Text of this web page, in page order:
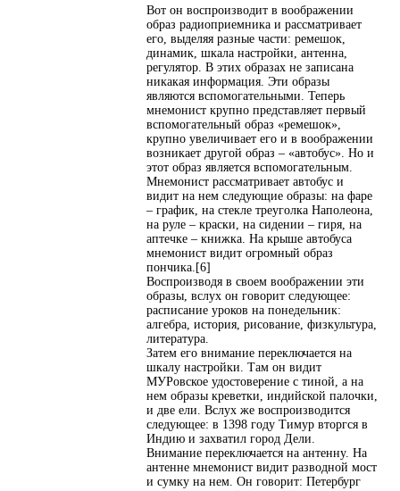
Вот он воспроизводит в воображении
образ радиоприемника и рассматривает
его, выделяя разные части: ремешок,
динамик, шкала настройки, антенна,
регулятор. В этих образах не записана
никакая информация. Эти образы
являются вспомогательными. Теперь
мнемонист крупно представляет первый
вспомогательный образ «ремешок»,
крупно увеличивает его и в воображении
возникает другой образ – «автобус». Но и
этот образ является вспомогательным.
Мнемонист рассматривает автобус и
видит на нем следующие образы: на фаре
– график, на стекле треуголка Наполеона,
на руле – краски, на сидении – гиря, на
аптечке – книжка. На крыше автобуса
мнемонист видит огромный образ
пончика.[6]
Воспроизводя в своем воображении эти
образы, вслух он говорит следующее:
расписание уроков на понедельник:
алгебра, история, рисование, физкультура,
литература.
Затем его внимание переключается на
шкалу настройки. Там он видит
МУРовское удостоверение с тиной, а на
нем образы креветки, индийской палочки,
и две ели. Вслух же воспроизводится
следующее: в 1398 году Тимур вторгся в
Индию и захватил город Дели.
Внимание переключается на антенну. На
антенне мнемонист видит разводной мост
и сумку на нем. Он говорит: Петербург